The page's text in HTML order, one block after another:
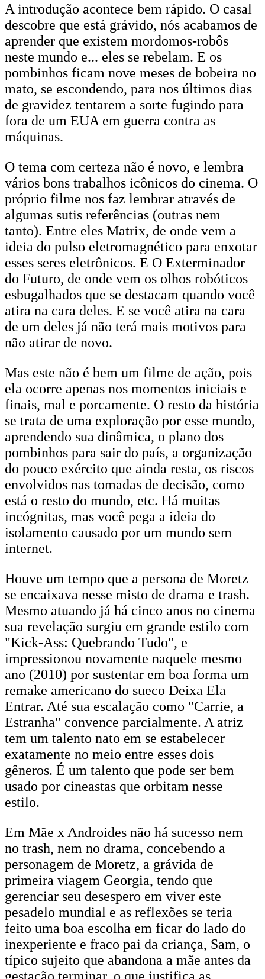
A introdução acontece bem rápido. O casal
descobre que está grávido, nós acabamos de
aprender que existem mordomos-robôs
neste mundo e... eles se rebelam. E os
pombinhos ficam nove meses de bobeira no
mato, se escondendo, para nos últimos dias
de gravidez tentarem a sorte fugindo para
fora de um EUA em guerra contra as
máquinas.
O tema com certeza não é novo, e lembra
vários bons trabalhos icônicos do cinema. O
próprio filme nos faz lembrar através de
algumas sutis referências (outras nem
tanto). Entre eles Matrix, de onde vem a
ideia do pulso eletromagnético para enxotar
esses seres eletrônicos. E O Exterminador
do Futuro, de onde vem os olhos robóticos
esbugalhados que se destacam quando você
atira na cara deles. E se você atira na cara
de um deles já não terá mais motivos para
não atirar de novo.
Mas este não é bem um filme de ação, pois
ela ocorre apenas nos momentos iniciais e
finais, mal e porcamente. O resto da história
se trata de uma exploração por esse mundo,
aprendendo sua dinâmica, o plano dos
pombinhos para sair do país, a organização
do pouco exército que ainda resta, os riscos
envolvidos nas tomadas de decisão, como
está o resto do mundo, etc. Há muitas
incógnitas, mas você pega a ideia do
isolamento causado por um mundo sem
internet.
Houve um tempo que a persona de Moretz
se encaixava nesse misto de drama e trash.
Mesmo atuando já há cinco anos no cinema
sua revelação surgiu em grande estilo com
"Kick-Ass: Quebrando Tudo", e
impressionou novamente naquele mesmo
ano (2010) por sustentar em boa forma um
remake americano do sueco Deixa Ela
Entrar. Até sua escalação como "Carrie, a
Estranha" convence parcialmente. A atriz
tem um talento nato em se estabelecer
exatamente no meio entre esses dois
gêneros. É um talento que pode ser bem
usado por cineastas que orbitam nesse
estilo.
Em Mãe x Androides não há sucesso nem
no trash, nem no drama, concebendo a
personagem de Moretz, a grávida de
primeira viagem Georgia, tendo que
gerenciar seu desespero em viver este
pesadelo mundial e as reflexões se teria
feito uma boa escolha em ficar do lado do
inexperiente e fraco pai da criança, Sam, o
típico sujeito que abandona a mãe antes da
gestação terminar, o que justifica as